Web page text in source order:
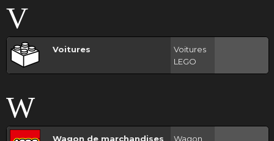
V
Voitures
Voitures
LEGO
W
Wagon de marchandises
Wagon